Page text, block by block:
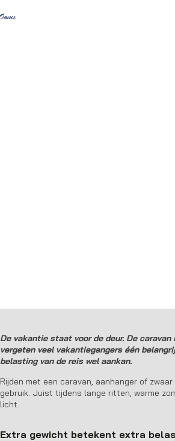
De vakantie staat voor de deur. De
vergeten veel vakantiegangers één
belasting van de reis wel aankan.
Rijden met een caravan, aanhanger of
gebruik. Juist tijdens lange ritten, warme
licht.
Extra gewicht betekent extra